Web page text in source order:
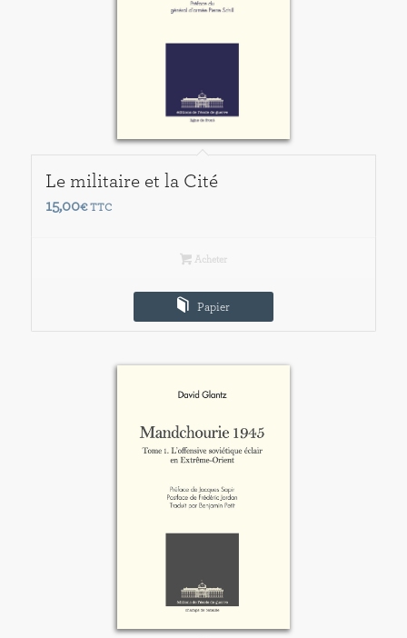
Le militaire et la Cité
15,00€ TTC
Acheter
Papier